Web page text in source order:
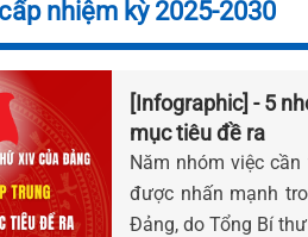
nhiệm kỳ 2025-2030
[Infographic] - 5
mục tiêu đề ra
Năm nhóm việc
được nhấn mạnh
Đảng, do Tổng Bí